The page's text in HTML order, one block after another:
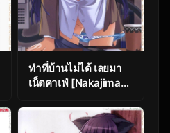
ทำที่บ้านไม่ได้ เลยมา
เน็ตคาเฟ่ [Nakajima